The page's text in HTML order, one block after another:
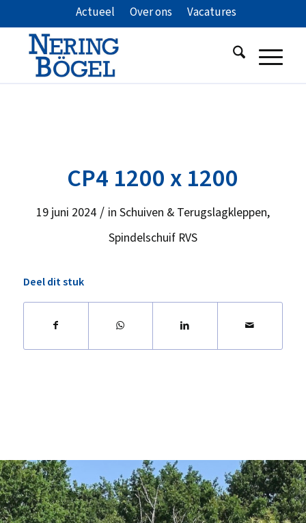
Actueel Over ons Vacatures
CP4 1200 x 1200
19 juni 2024 / in Schuiven & Terugslagkleppen,
Spindelschuif RVS
Deel dit stuk